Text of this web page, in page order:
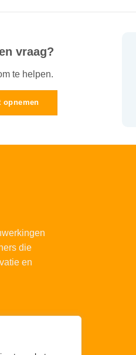
vraag?
te helpen.
opnemen
die
en